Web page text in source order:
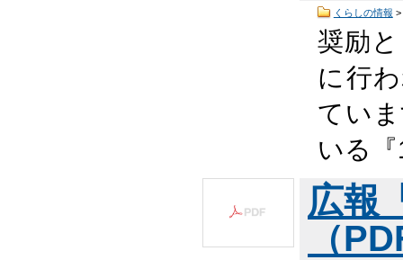
くらしの情報 >
奨励
に行
てい
いる
広報
（